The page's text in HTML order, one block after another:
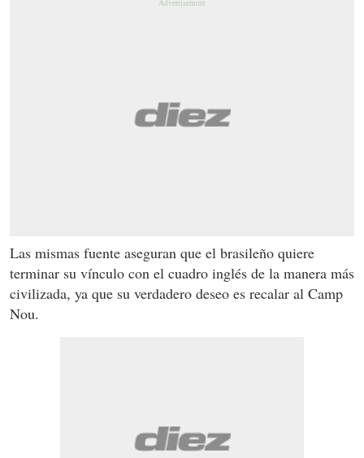
Las mismas fuente aseguran que el brasileño quiere
terminar su vínculo con el cuadro inglés de la manera más
civilizada, ya que su verdadero deseo es recalar al Camp
Nou.